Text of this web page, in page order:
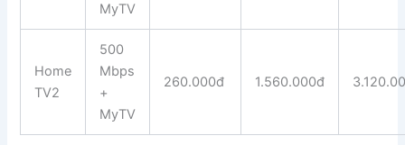
MyTV
Home
TV2
500
Mbps
+
MyTV
260.000đ 1.560.000đ